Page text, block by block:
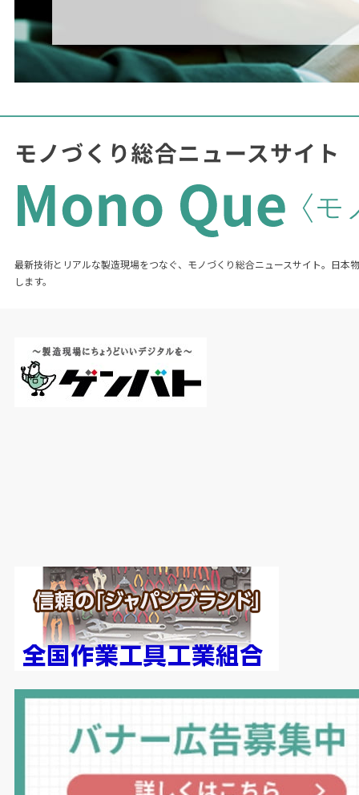
最新技術とリアルな製造現場をつなぐ、モノづくり総合ニュースサイト。日本
します。